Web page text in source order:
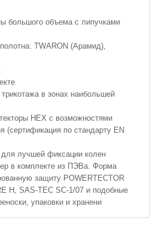
большого объема с липучками
TWARON (Арамид),
в зонах наибольшей
HEX с возможностями
(сертификация по стандарту EN
лучшей фиксации колен
в комплекте из ПЭВа. Форма
защиту POWERTECTOR
H, SAS-TEC SC-1/07 и подобные
упаковки и хранени